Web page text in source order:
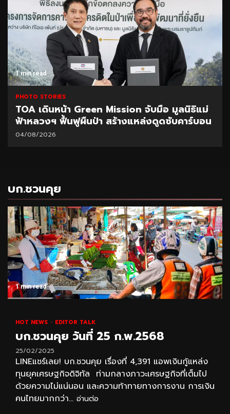
1 min read
PHOTO STORIES
TOA เดินหน้า Green Mission จับมือ มูลนิธิแม่
ฟ้าหลวงฯ ฟื้นฟูผืนป่า สร้างแหล่งดูดซับคาร์บอน
04/08/2026
บก.ชวนคุย
1 min read
HOT NEWS EDITOR TALK
บก.ชวนคุย วันที่ 25 ก.พ.2568
25/02/2025
LINEแชร์เลย! บก.ชวนคุย เรื่องที่ 4,391 แอพเงินกู้แหล่ง
ทุนยุคเศรษฐกิจดิจิทัล ท่ามกลางภาวะเศรษฐกิจที่เต็มไป
ด้วยความไม่แน่นอน และความท้าทายทางการงาน การเงิน
คนไทยมากกว่า... อ่านต่อ